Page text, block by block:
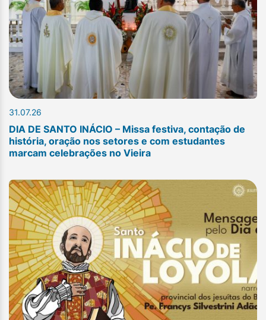
31.07.26
DIA DE SANTO INÁCIO – Missa festiva, contação de
história, oração nos setores e com estudantes
marcam celebrações no Vieira